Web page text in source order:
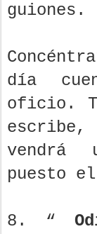
guiones.
día
oficio.
vendrá
puesto
8. “